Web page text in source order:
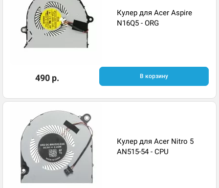
Кулер для Acer Aspire
N16Q5 - ORG
490 р. В корзину
Кулер для Acer Nitro 5
AN515-54 - CPU